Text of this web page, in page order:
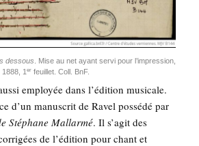
des­sous . Mise au net ayant ser­vi pour l’im­pres­sion,
1888, 1 er feuillet. Coll. BnF.
employée dans l’é­di­tion musi­cale.
d’un manus­crit de Ravel pos­sé­dé par
Sté­phane Mal­lar­mé. Il s’a­git des
de l’é­di­tion pour chant et